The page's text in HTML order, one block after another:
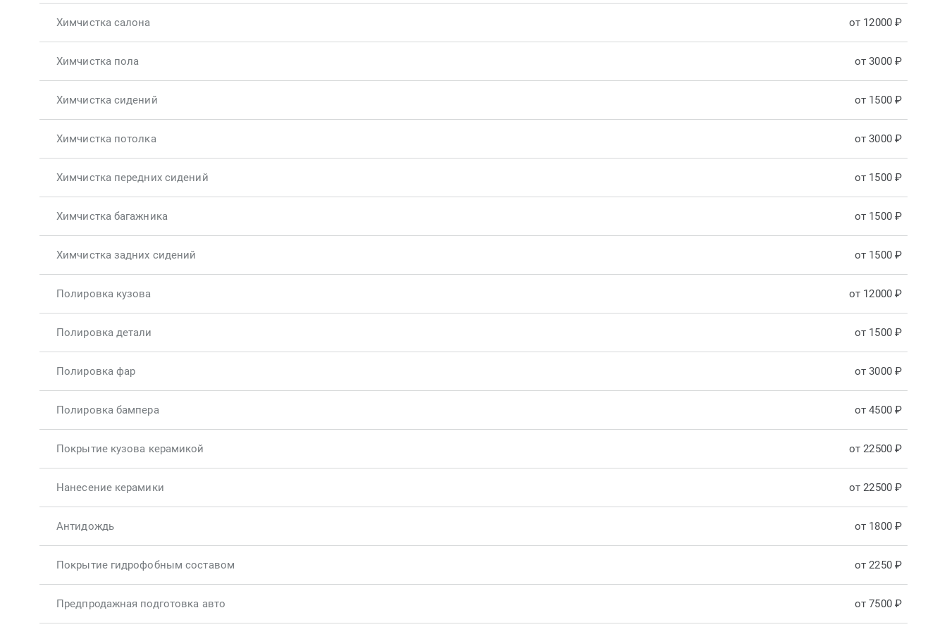
Химчистка салона от 12000 ₽
Химчистка пола от 3000 ₽
Химчистка сидений от 1500 ₽
Химчистка потолка от 3000 ₽
Химчистка передних сидений от 1500 ₽
Химчистка багажника от 1500 ₽
Химчистка задних сидений от 1500 ₽
Полировка кузова от 12000 ₽
Полировка детали от 1500 ₽
Полировка фар от 3000 ₽
Полировка бампера от 4500 ₽
Покрытие кузова керамикой от 22500 ₽
Нанесение керамики от 22500 ₽
Антидождь от 1800 ₽
Покрытие гидрофобным составом от 2250 ₽
Предпродажная подготовка авто от 7500 ₽